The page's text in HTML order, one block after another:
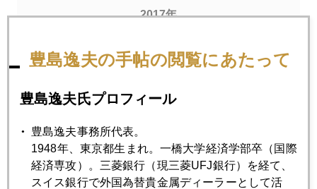
2017年
7月 8月 9月 10月 11月 12月
2017年03月31日
英国ＥＵ離脱交渉の問題点
豊島逸夫の手帖の閲覧にあたって
豊島逸夫氏プロフィール
豊島逸夫事務所代表。
1948年、東京都生まれ。一橋大学経済学部卒（国際
経済専攻）。三菱銀行（現三菱UFJ銀行）を経て、
スイス銀行で外国為替貴金属ディーラーとして活